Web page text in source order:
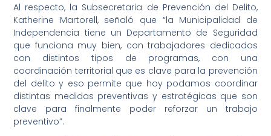
Al respecto, la Subsecretaria de Prevención del Delito,
Katherine Martorell, señaló que “la Municipalidad de
Independencia tiene un Departamento de Seguridad
que funciona muy bien, con trabajadores dedicados
con distintos tipos de programas, con una
coordinación territorial que es clave para la prevención
del delito y eso permite que hoy podamos coordinar
distintas medidas preventivas y estratégicas que son
clave para finalmente poder reforzar un trabajo
preventivo”.